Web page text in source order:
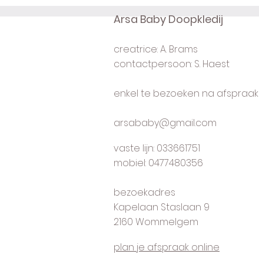
Arsa Baby Doopkledij
creatrice: A. Brams
contactpersoon: S. Haest
enkel te bezoeken na afspraak
arsababy@gmail.com
vaste lijn: 033661751
mobiel: 0477480356
bezoekadres
Kapelaan Staslaan 9
2160 Wommelgem
plan je afspraak online